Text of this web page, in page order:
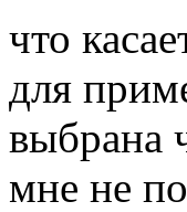
что
для
выбрана
мне не